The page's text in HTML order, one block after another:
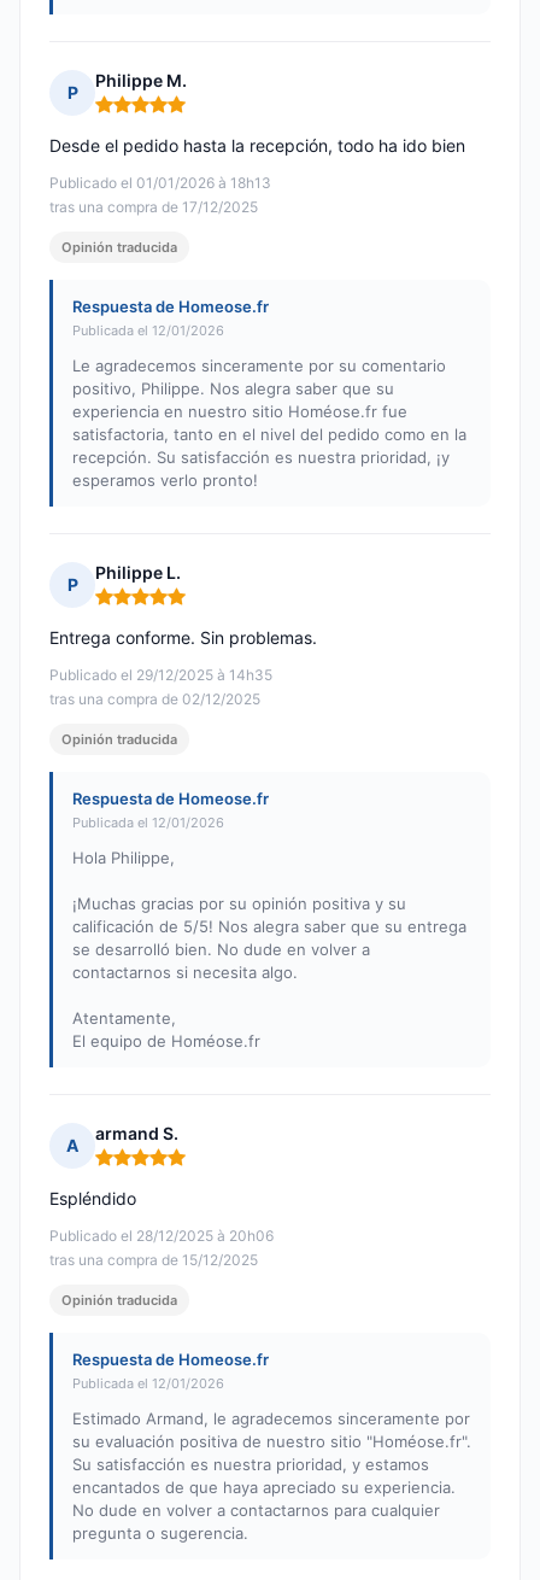
P
Philippe M.
Nota: 5 de 5
Publicado el 01/01/2026 à 18h13
tras una compra de 17/12/2025
Desde el pedido hasta la recepción, todo ha ido bien
Opinión traducida
Respuesta de Homeose.fr
Publicada el 12/01/2026
Le agradecemos sinceramente por su comentario
positivo, Philippe. Nos alegra saber que su
experiencia en nuestro sitio Homéose.fr fue
satisfactoria, tanto en el nivel del pedido como en la
recepción. Su satisfacción es nuestra prioridad, ¡y
esperamos verlo pronto!
P
Philippe L.
Nota: 5 de 5
Publicado el 29/12/2025 à 14h35
tras una compra de 02/12/2025
Entrega conforme. Sin problemas.
Opinión traducida
Respuesta de Homeose.fr
Publicada el 12/01/2026
Hola Philippe,
¡Muchas gracias por su opinión positiva y su
calificación de 5/5! Nos alegra saber que su entrega
se desarrolló bien. No dude en volver a
contactarnos si necesita algo.
Atentamente,
El equipo de Homéose.fr
A
armand S.
Nota: 5 de 5
Publicado el 28/12/2025 à 20h06
tras una compra de 15/12/2025
Espléndido
Opinión traducida
Respuesta de Homeose.fr
Publicada el 12/01/2026
Estimado Armand, le agradecemos sinceramente por
su evaluación positiva de nuestro sitio "Homéose.fr".
Su satisfacción es nuestra prioridad, y estamos
encantados de que haya apreciado su experiencia.
No dude en volver a contactarnos para cualquier
pregunta o sugerencia.